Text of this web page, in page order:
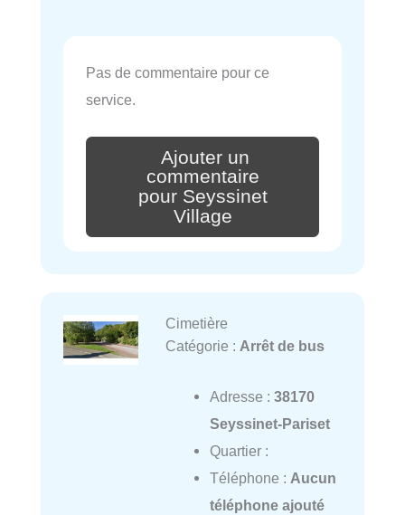
Pas de commentaire pour ce
service.
Ajouter un
commentaire
pour Seyssinet
Village
Cimetière
Catégorie : Arrêt de bus
Adresse : 38170
Seyssinet-Pariset
Quartier :
Téléphone : Aucun
téléphone ajouté